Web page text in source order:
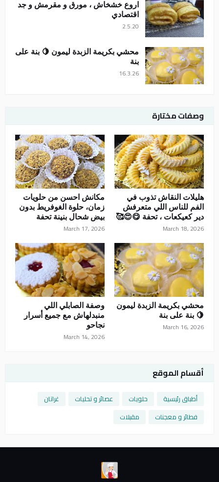
اروع خشخاش ، مورق و مقرمش و جد
اقتصادي
2.5.20
محشي بكريمة الزبدة ليمون 🍋 بنة على
بنة
16.3.26
وصفات مختارة
هليلات النقاش تذوب في
الفم للناس اللي متعرفش
دير كعيكعات ، تحفة 😋😍🥰
March 18, 2026
مكانش احسن من حلويات
زمان، حلوة الغوفريط بدون
بيض شحال بنينة تحفة
March 17, 2026
محشي بكريمة الزبدة ليمون
🍋 بنة على بنة
March 16, 2026
وصفة الصابلي اللي
منبدلهاش مع جميع أسرار
نجاحو
March 14, 2026
أقسام الموقع
أطباق رئيسية حلويات عصائر و تحليات
غراتان
فطائر و معجنات
مقبلات